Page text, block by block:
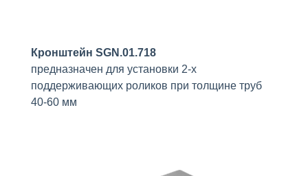
Кронштейн SGN.01.718
предназначен для установки 2-х
поддерживающих роликов при толщине труб
40-60 мм